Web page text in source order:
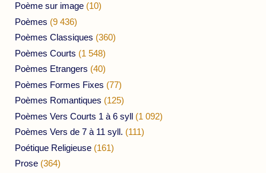
Poème sur image (10)
Poèmes (9 436)
Poèmes Classiques (360)
Poèmes Courts (1 548)
Poèmes Etrangers (40)
Poèmes Formes Fixes (77)
Poèmes Romantiques (125)
Poèmes Vers Courts 1 à 6 syll (1 092)
Poèmes Vers de 7 à 11 syll. (111)
Poétique Religieuse (161)
Prose (364)